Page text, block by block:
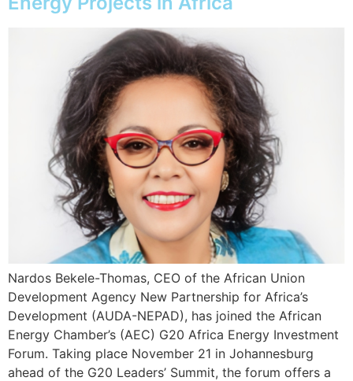
Nardos Bekele-Thomas, CEO of the African Union
Development Agency New Partnership for Africa’s
Development (AUDA-NEPAD), has joined the African
Energy Chamber’s (AEC) G20 Africa Energy Investment
Forum. Taking place November 21 in Johannesburg
ahead of the G20 Leaders’ Summit, the forum offers a